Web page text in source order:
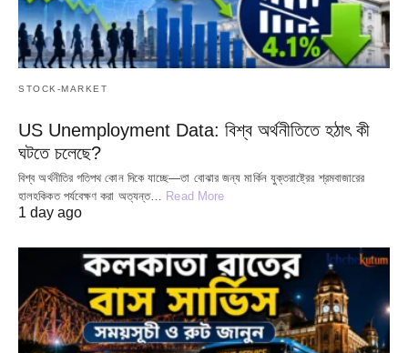
STOCK-MARKET
US Unemployment Data: বিশ্ব অর্থনীতিতে হঠাৎ কী
ঘটতে চলেছে?
বিশ্ব অর্থনীতির গতিপথ কোন দিকে যাচ্ছে—তা বোঝার জন্য মার্কিন যুক্তরাষ্ট্রের শ্রমবাজারের
হালহকিকত পর্যবেক্ষণ করা অত্যন্ত… Read More
1 day ago